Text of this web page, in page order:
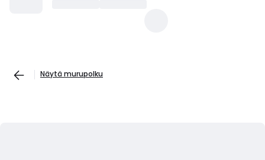
Näytä murupolku